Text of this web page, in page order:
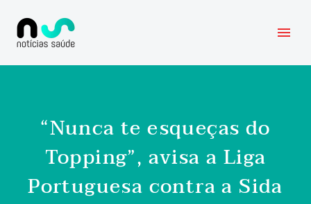
“Nunca te esqueças do
Topping”, avisa a Liga
Portuguesa contra a Sida